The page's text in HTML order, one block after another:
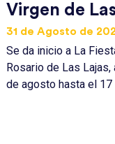
Virgen de
31 de Agosto de
Se da inicio a La
Rosario de Las
de agosto hasta el 17